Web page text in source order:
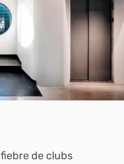
fiebre de clubs